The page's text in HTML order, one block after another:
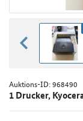
zurück blättern
Auktions-ID:968490
1 Drucker,